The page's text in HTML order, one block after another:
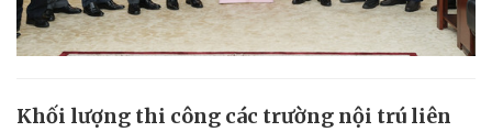
Khối lượng thi công các trường nội trú liên